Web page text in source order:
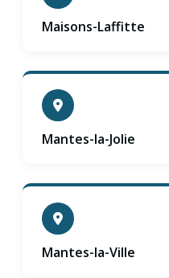
Maisons-Laffitte
Mantes-la-Jolie
Mantes-la-Ville